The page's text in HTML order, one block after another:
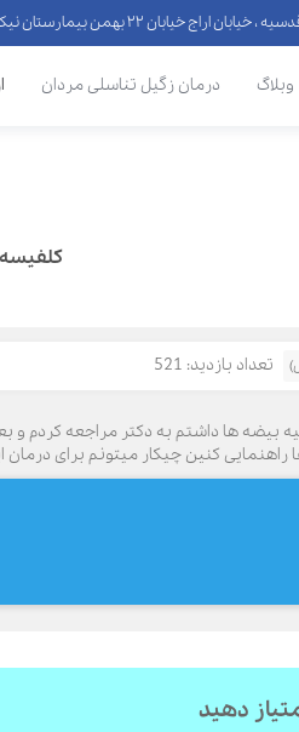
اراج خیابان ۲۲ بهمن بیمارستان نیکان
وبلاگ درمان زگیل تناسلی مردان
کلفیسه -
تعداد بازدید: 521
و دردی از ناحیه بیضه ها داشتم به دکتر
کنین چیکار میتونم برای درمان
دهید